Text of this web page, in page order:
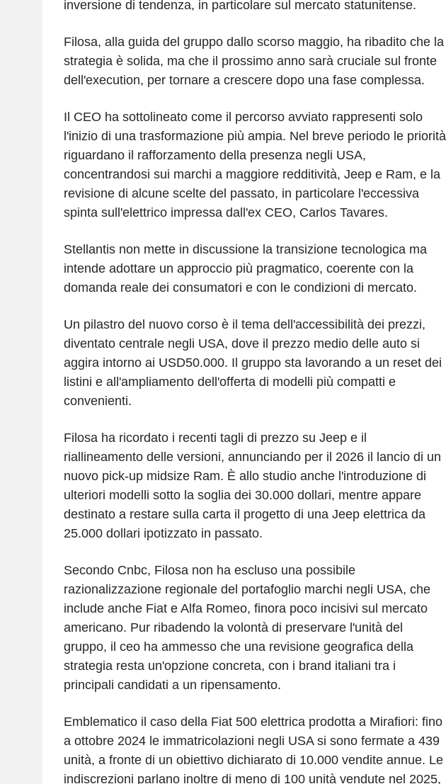
inversione di tendenza, in particolare sul mercato statunitense.
Filosa, alla guida del gruppo dallo scorso maggio, ha ribadito che la
strategia è solida, ma che il prossimo anno sarà cruciale sul fronte
dell'execution, per tornare a crescere dopo una fase complessa.
Il CEO ha sottolineato come il percorso avviato rappresenti solo
l'inizio di una trasformazione più ampia. Nel breve periodo le priorità
riguardano il rafforzamento della presenza negli USA,
concentrandosi sui marchi a maggiore redditività, Jeep e Ram, e la
revisione di alcune scelte del passato, in particolare l'eccessiva
spinta sull'elettrico impressa dall'ex CEO, Carlos Tavares.
Stellantis non mette in discussione la transizione tecnologica ma
intende adottare un approccio più pragmatico, coerente con la
domanda reale dei consumatori e con le condizioni di mercato.
Un pilastro del nuovo corso è il tema dell'accessibilità dei prezzi,
diventato centrale negli USA, dove il prezzo medio delle auto si
aggira intorno ai USD50.000. Il gruppo sta lavorando a un reset dei
listini e all'ampliamento dell'offerta di modelli più compatti e
convenienti.
Filosa ha ricordato i recenti tagli di prezzo su Jeep e il
riallineamento delle versioni, annunciando per il 2026 il lancio di un
nuovo pick-up midsize Ram. È allo studio anche l'introduzione di
ulteriori modelli sotto la soglia dei 30.000 dollari, mentre appare
destinato a restare sulla carta il progetto di una Jeep elettrica da
25.000 dollari ipotizzato in passato.
Secondo Cnbc, Filosa non ha escluso una possibile
razionalizzazione regionale del portafoglio marchi negli USA, che
include anche Fiat e Alfa Romeo, finora poco incisivi sul mercato
americano. Pur ribadendo la volontà di preservare l'unità del
gruppo, il ceo ha ammesso che una revisione geografica della
strategia resta un'opzione concreta, con i brand italiani tra i
principali candidati a un ripensamento.
Emblematico il caso della Fiat 500 elettrica prodotta a Mirafiori: fino
a ottobre 2024 le immatricolazioni negli USA si sono fermate a 439
unità, a fronte di un obiettivo dichiarato di 10.000 vendite annue. Le
indiscrezioni parlano inoltre di meno di 100 unità vendute nel 2025,